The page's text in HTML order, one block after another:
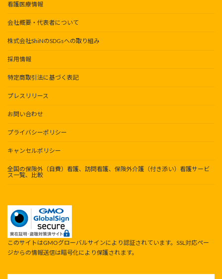
看護医療情報
会社概要・代表者について
株式会社ShiNのSDGsへの取り組み
採用情報
特定商取引法に基づく表記
プレスリリース
お問い合わせ
プライバシーポリシー
キャンセルポリシー
全国の保険外（自費）看護、訪問看護、保険外介護（付き添い）看護サービ
ス一覧、比較
このサイトはGMOグローバルサインにより認証されています。SSL対応ペー
ジからの情報送信は暗号化により保護されます。